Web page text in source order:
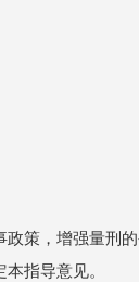
策，增强量刑
指导意见。